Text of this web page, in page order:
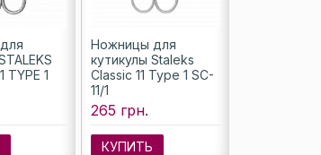
TYPE 1
Ножницы для
кутикулы Staleks
Classic 11 Type 1 SC-
11/1
265 грн.
КУПИТЬ